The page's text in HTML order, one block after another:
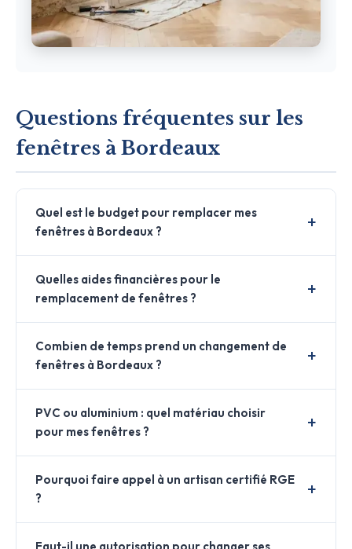
Questions fréquentes sur les
fenêtres à Bordeaux
Quel est le budget pour remplacer mes
fenêtres à Bordeaux ?
Quelles aides financières pour le
remplacement de fenêtres ?
Combien de temps prend un changement de
fenêtres à Bordeaux ?
PVC ou aluminium : quel matériau choisir
pour mes fenêtres ?
Pourquoi faire appel à un artisan certifié RGE
?